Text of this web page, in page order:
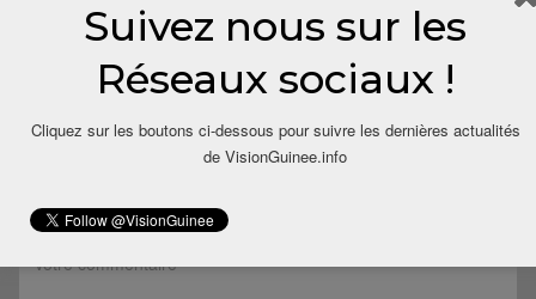
LAISSER UN COMMENTAIRE
Suivez nous sur les
Réseaux sociaux !
Cliquez sur les boutons ci-dessous pour suivre les dernières actualités
de VisionGuinee.info